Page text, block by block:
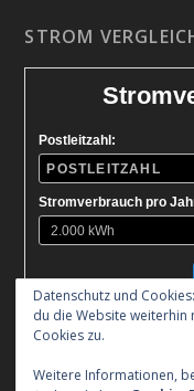
STROM
Postleitzahl:
Stromverbrauch pro
Datenschutz und
du die Website weiterhin
Cookies zu.
Weitere Informationen,